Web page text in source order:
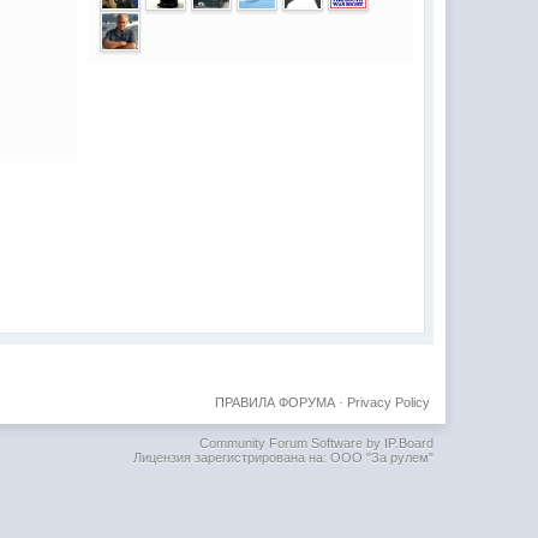
Privacy Policy
ПРАВИЛА ФОРУМА·
Community Forum Software by IP.Board
Лицензия зарегистрирована на: ООО "За рулем"